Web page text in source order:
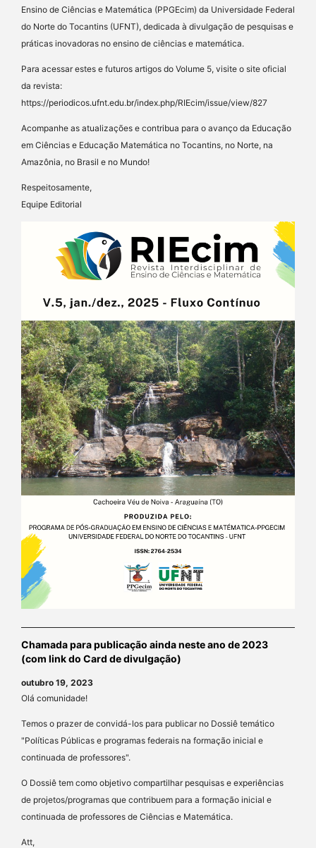
Ensino de Ciências e Matemática (PPGEcim) da Universidade Federal
do Norte do Tocantins (UFNT), dedicada à divulgação de pesquisas e
práticas inovadoras no ensino de ciências e matemática.
Para acessar estes e futuros artigos do Volume 5, visite o site oficial
da revista:
https://periodicos.ufnt.edu.br/index.php/RIEcim/issue/view/827
Acompanhe as atualizações e contribua para o avanço da Educação
em Ciências e Educação Matemática no Tocantins, no Norte, na
Amazônia, no Brasil e no Mundo!
Respeitosamente,
Equipe Editorial
Chamada para publicação ainda neste ano de 2023
(com link do Card de divulgação)
outubro 19, 2023
Olá comunidade!
Temos o prazer de convidá-los para publicar no Dossiê temático
"Políticas Públicas e programas federais na formação inicial e
continuada de professores".
O Dossiê tem como objetivo compartilhar pesquisas e experiências
de projetos/programas que contribuem para a formação inicial e
continuada de professores de Ciências e Matemática.
Att,